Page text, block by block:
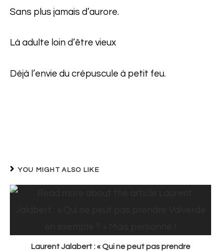
Sans plus jamais d’aurore.
Là adulte loin d’être vieux
Déjà l’envie du crépuscule à petit feu.
YOU MIGHT ALSO LIKE
Laurent Jalabert : « Qui ne peut pas prendre